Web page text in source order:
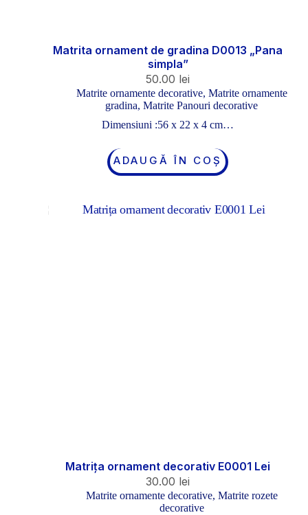
Matrita ornament de gradina D0013 „Pana
simpla”
50.00 lei
Matrite ornamente decorative, Matrite ornamente
gradina, Matrite Panouri decorative
Dimensiuni :56 x 22 x 4 cm…
ADAUGĂ ÎN COȘ
Matrița ornament decorativ E0001 Lei
30.00 lei
Matrite ornamente decorative, Matrite rozete
decorative